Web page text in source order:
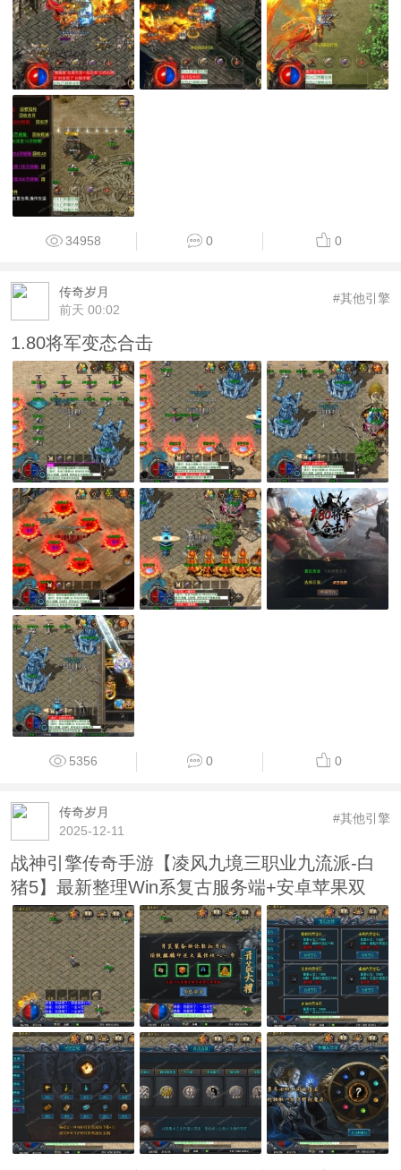
34958 0 0
传奇岁月
前天 00:02
#其他引擎
1.80将军变态合击
5356 0 0
传奇岁月
2025-12-11
#其他引擎
战神引擎传奇手游【凌风九境三职业九流派-白
猪5】最新整理Win系复古服务端+安卓苹果双